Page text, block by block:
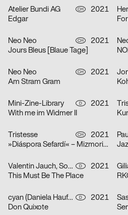
Atelier Bundi AG CH
2021
Edgar
Neo Neo CH
2021
Jours Bleus [Blaue Tage]
Neo Neo CH
2021
Am Stram Gram
Mini-Zine-Library D
2021
With me im Widmer II
Tristesse CH
2021
»Diáspora Sefardí« – Mizmorim Kammermusik Festival
Valentin Jauch, Sonia González D
2021
This Must Be The Place
cyan (Daniela Haufe + Detlef Fiedler) D
2021
Don Quixote